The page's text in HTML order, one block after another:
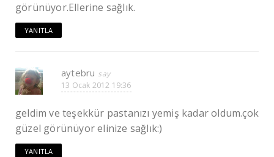
görünüyor.Ellerine sağlık.
YANITLA
aytebru
13 Ocak 2012 19:36
geldim ve teşekkür pastanızı yemiş kadar oldum.çok
güzel görünüyor elinize sağlık:)
YANITLA